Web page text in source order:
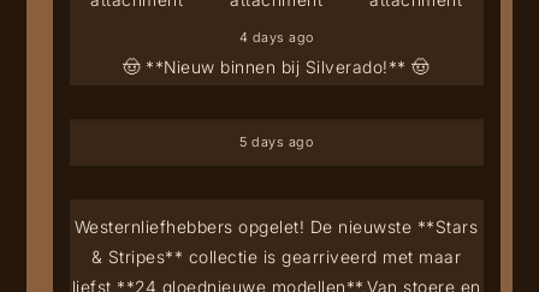
🤠 **Nieuw binnen bij Silverado!** 🤠
4 days ago
5 days ago
Westernliefhebbers opgelet! De nieuwste **Stars
& Stripes** collectie is gearriveerd met maar
liefst **24 gloednieuwe modellen**.Van stoere en